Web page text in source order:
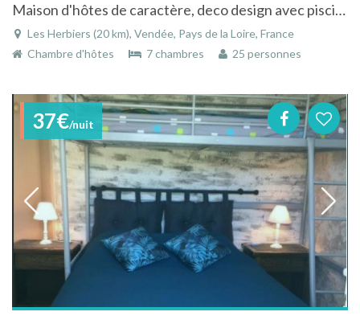
Maison d'hôtes de caractère, deco design avec piscine, Les Herbiers, Puy du Fou
Les Herbiers (20 km), Vendée, Pays de la Loire, France
Chambre d'hôtes
7 chambres 25 personnes
37€/nuit